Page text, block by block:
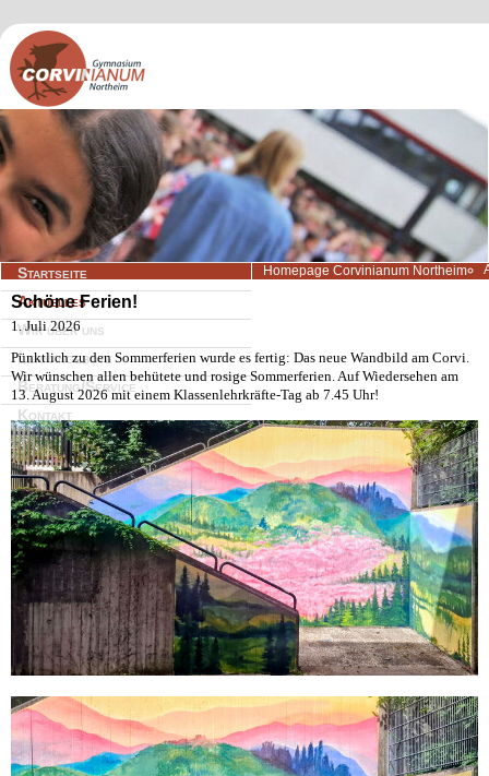
Navigation
überspringen
Startseite
Aktuelles
Wir über uns
Lernangebote
Beratung/Service
Kontakt
Homepage Corvinianum Northeim
Schöne Ferien!
1. Juli 2026
Pünktlich zu den Sommerferien wurde es fertig: Das neue Wandbild am Corvi.
Wir wünschen allen behütete und rosige Sommerferien. Auf Wiedersehen am
13. August 2026 mit einem Klassenlehrkräfte-Tag ab 7.45 Uhr!